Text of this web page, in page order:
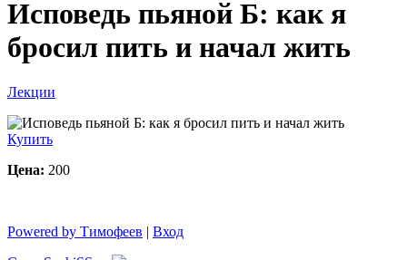
Исповедь пьяной Б: как я
бросил пить и начал жить
Лекции
Купить
Цена: 200
Powered by Тимофеев | Вход